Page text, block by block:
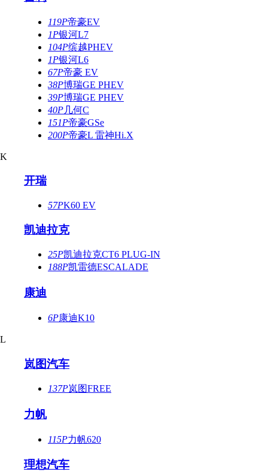
119P帝豪EV
1P银河L7
104P缤越PHEV
1P银河L6
67P帝豪 EV
38P博瑞GE PHEV
39P博瑞GE PHEV
40P几何C
151P帝豪GSe
200P帝豪L 雷神Hi.X
K
开瑞
57PK60 EV
凯迪拉克
25P凯迪拉克CT6 PLUG-IN
188P凯雷德ESCALADE
康迪
6P康迪K10
L
岚图汽车
137P岚图FREE
力帆
115P力帆620
理想汽车